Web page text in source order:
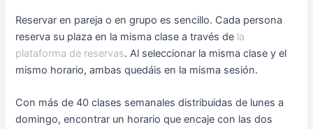
Reservar en pareja o en grupo es sencillo. Cada persona
reserva su plaza en la misma clase a través de la
plataforma de reservas. Al seleccionar la misma clase y el
mismo horario, ambas quedáis en la misma sesión.
Con más de 40 clases semanales distribuidas de lunes a
domingo, encontrar un horario que encaje con las dos